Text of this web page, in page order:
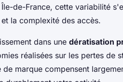
de-France, cette variabilité
la complexité des accès.
dans une dératisation
réalisées sur les pertes de
marque compensent